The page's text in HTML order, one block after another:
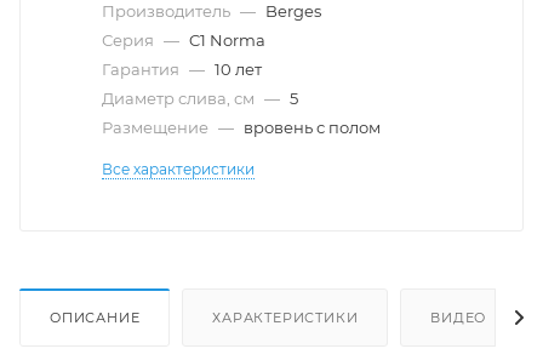
Производитель — Berges
Серия — C1 Norma
Гарантия — 10 лет
Диаметр слива, см — 5
Размещение — вровень с полом
Все характеристики
ОПИСАНИЕ ХАРАКТЕРИСТИКИ ВИДЕО